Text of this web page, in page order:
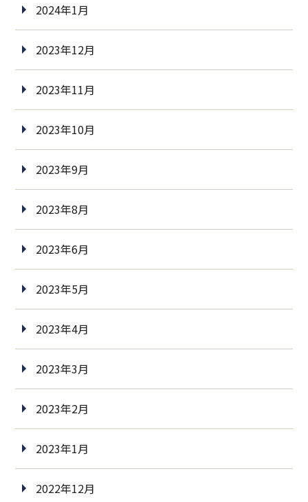
2024年1月
2023年12月
2023年11月
2023年10月
2023年9月
2023年8月
2023年6月
2023年5月
2023年4月
2023年3月
2023年2月
2023年1月
2022年12月